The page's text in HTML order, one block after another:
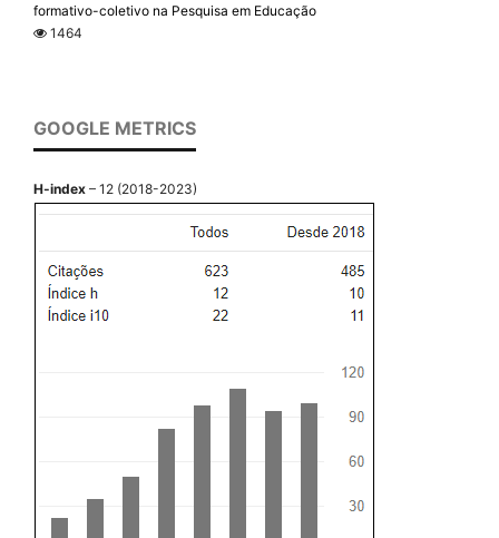
formativo-coletivo na Pesquisa em Educação
1464
GOOGLE METRICS
H-index – 12 (2018-2023)